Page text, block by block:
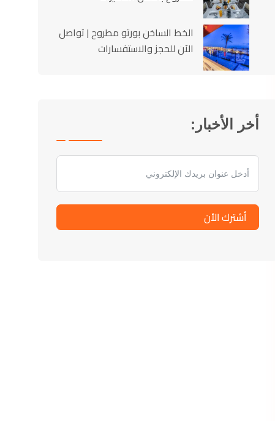
الخط الساخن بورتو مطروح | تواصل
الآن للحجز والاستفسارات
أخر الأخبار:
أشترك الأن